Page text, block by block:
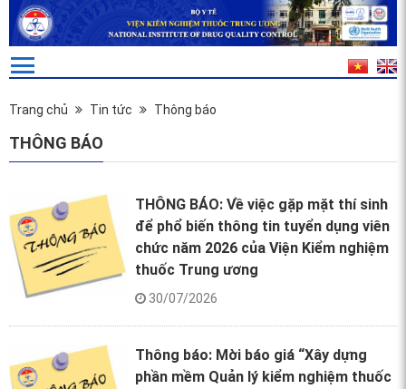
Trang chủ Tin tức Thông báo
THÔNG BÁO
THÔNG BÁO: Về việc gặp mặt thí sinh
để phổ biến thông tin tuyển dụng viên
chức năm 2026 của Viện Kiểm nghiệm
thuốc Trung ương
30/07/2026
Thông báo: Mời báo giá “Xây dựng
phần mềm Quản lý kiểm nghiệm thuốc